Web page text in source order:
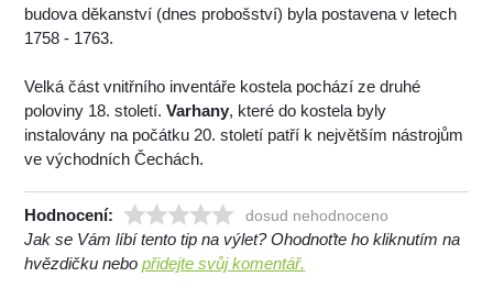
budova děkanství (dnes probošství) byla postavena v letech
1758 - 1763.
Velká část vnitřního inventáře kostela pochází ze druhé
poloviny 18. století.Varhany, které do kostela byly
instalovány na počátku 20. století patří k největším nástrojům
ve východních Čechách.
Hodnocení: dosud nehodnoceno
Jak se Vám líbí tento tip na výlet? Ohodnoťte ho kliknutím na
hvězdičku nebopřidejte svůj komentář.